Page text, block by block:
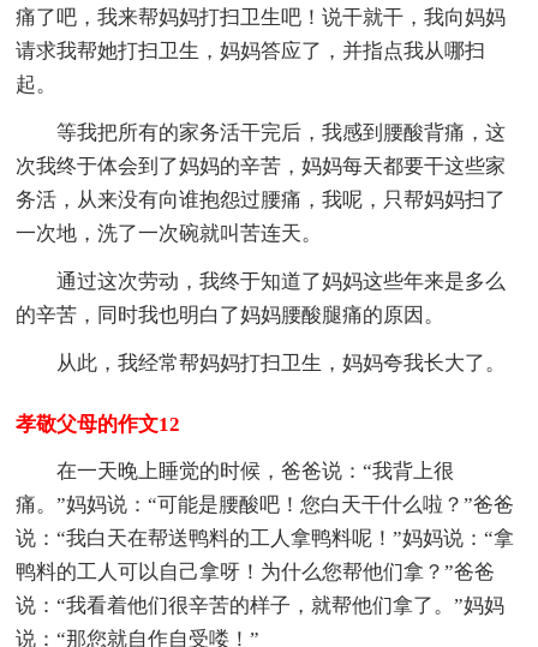
痛了吧，我来帮妈妈打扫卫生吧！说干就干，我向妈妈
请求我帮她打扫卫生，妈妈答应了，并指点我从哪扫
起。
等我把所有的家务活干完后，我感到腰酸背痛，这
次我终于体会到了妈妈的辛苦，妈妈每天都要干这些家
务活，从来没有向谁抱怨过腰痛，我呢，只帮妈妈扫了
一次地，洗了一次碗就叫苦连天。
通过这次劳动，我终于知道了妈妈这些年来是多么
的辛苦，同时我也明白了妈妈腰酸腿痛的原因。
从此，我经常帮妈妈打扫卫生，妈妈夸我长大了。
孝敬父母的作文12
在一天晚上睡觉的时候，爸爸说：“我背上很
痛。”妈妈说：“可能是腰酸吧！您白天干什么啦？”爸爸
说：“我白天在帮送鸭料的工人拿鸭料呢！”妈妈说：“拿
鸭料的工人可以自己拿呀！为什么您帮他们拿？”爸爸
说：“我看着他们很辛苦的样子，就帮他们拿了。”妈妈
说：“那您就自作自受喽！”